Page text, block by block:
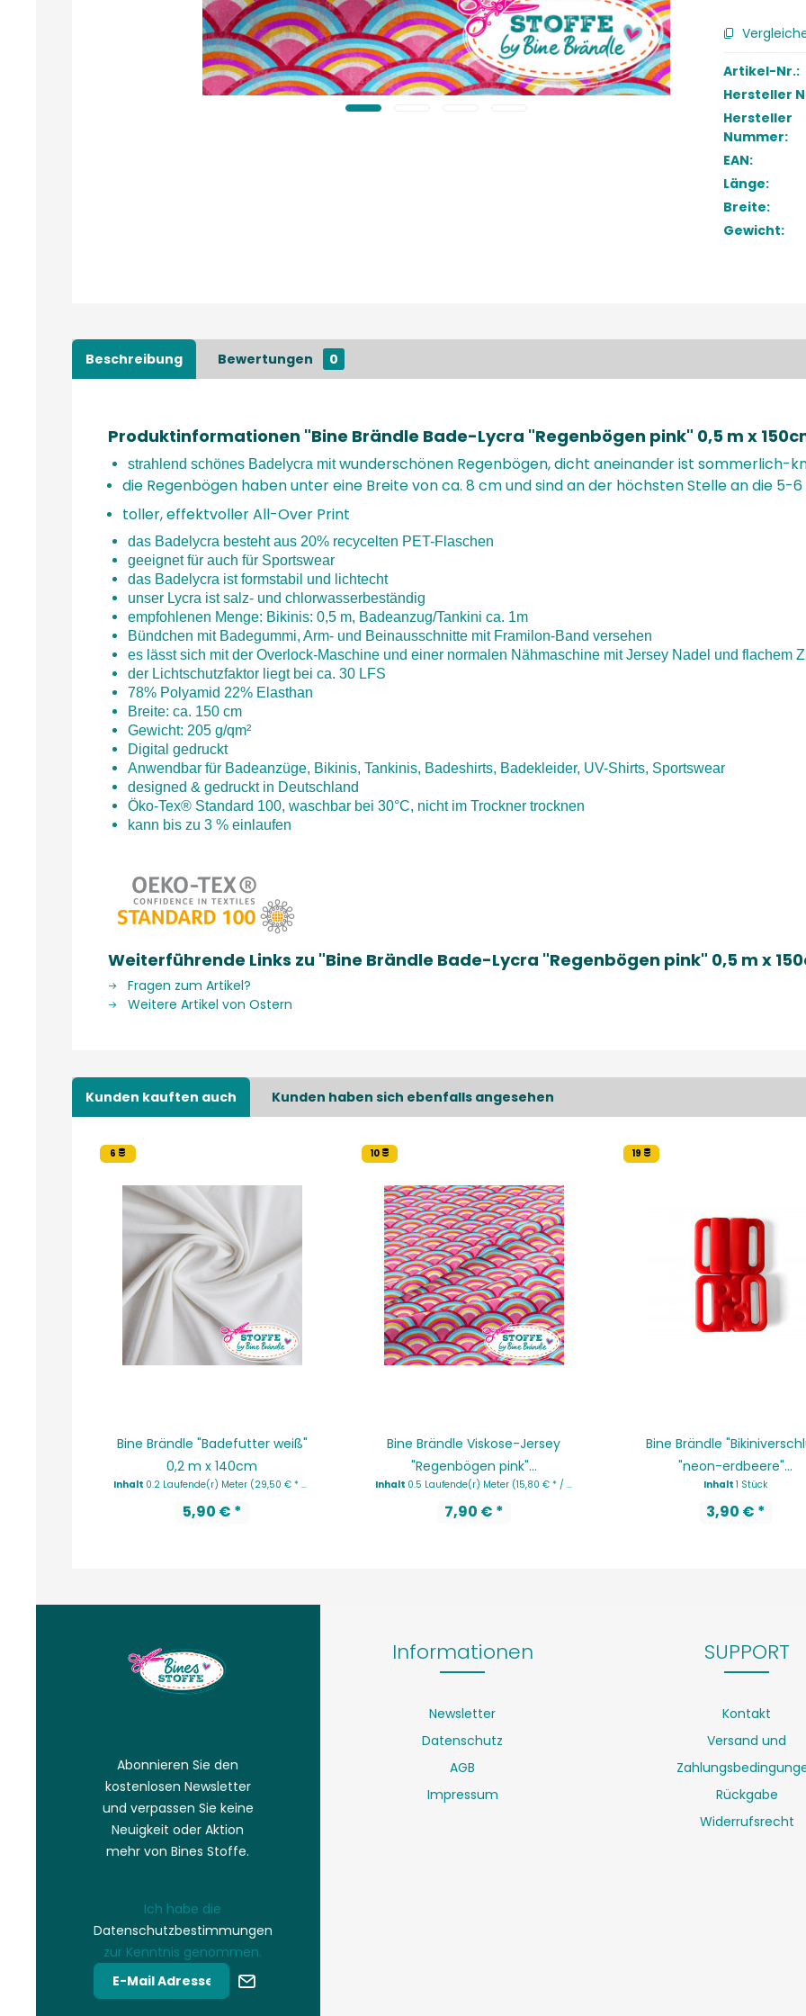
Artikel-Nr.:
Hersteller
Hersteller
Nummer:
EAN:
Länge:
Breite:
Gewicht:
Beschreibung Bewertungen 0
Produktinformationen "Bine Brändle Bade-Lycra "Regenbögen pink" 0,5 m x
strahlend schönes Badelycra mitwunderschönen Regenbögen, dicht aneinander ist sommerlich-
die Regenbögen haben unter eine Breite von ca. 8 cm und sind an der höchsten Stelle an die 5-
toller, effektvoller All-Over Print
das Badelycra besteht aus 20% recycelten PET-Flaschen
geeignet für auch für Sportswear
das Badelycra ist formstabil und lichtecht
unser Lycra ist salz- und chlorwasserbeständig
empfohlenen Menge: Bikinis: 0,5 m, Badeanzug/Tankini ca. 1m
Bündchen mit Badegummi, Arm- und Beinausschnitte mit Framilon-Band versehen
es lässt sich mit der Overlock-Maschine und einer normalen Nähmaschine mit Jersey Nadel und flachem
der Lichtschutzfaktor liegt bei ca. 30 LFS
78% Polyamid 22% Elasthan
Breite: ca. 150 cm
Gewicht: 205 g/qm²
Digital gedruckt
Anwendbar für Badeanzüge, Bikinis, Tankinis, Badeshirts, Badekleider, UV-Shirts, Sportswear
designed & gedruckt in Deutschland
Öko-Tex® Standard 100, waschbar bei 30°C, nicht im Trockner trocknen
kann bis zu 3 % einlaufen
Weiterführende Links zu "Bine Brändle Bade-Lycra "Regenbögen pink" 0,5 m x
Fragen zum Artikel?
Weitere Artikel von Ostern
Kunden kauften auch Kunden haben sich ebenfalls angesehen
6
Bine Brändle "Badefutter weiß"
0,2 m x 140cm
Inhalt 0.2 Laufende(r) Meter (29,50 € * / 1 Laufende(r) Meter)
5,90 € *
10
Bine Brändle Viskose-Jersey
"Regenbögen pink"...
Inhalt 0.5 Laufende(r) Meter (15,80 € * / 1 Laufende(r) Meter)
7,90 € *
19
Bine Brändle
"neon-erdbeere"...
Inhalt 1 Stück
3,90 € *
SUPPORT
Kontakt
Versand und
Rückgabe
Widerrufsrecht
Informationen
Newsletter
Datenschutz
AGB
Impressum
Abonnieren Sie den
kostenlosen Newsletter
und verpassen Sie keine
Neuigkeit oder Aktion
mehr von Bines Stoffe.
Ich habe die
Datenschutzbestimmungen
zur Kenntnis genommen.